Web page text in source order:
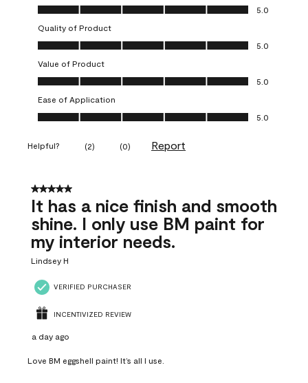
Overall Appearance, 5.0 out of 5
5.0
Quality of Product
Quality of Product, 5.0 out of 5
5.0
Value of Product
Value of Product, 5.0 out of 5
5.0
Ease of Application
Ease of Application, 5.0 out of 5
5.0
Helpful? (2) (0) Report
5 out of 5 stars.
It has a nice finish and smooth
shine. I only use BM paint for
my interior needs.
Lindsey H
VERIFIED PURCHASER
INCENTIVIZED REVIEW
a day ago
Love BM eggshell paint! It’s all I use.